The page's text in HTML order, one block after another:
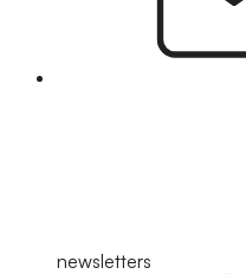
newsletters